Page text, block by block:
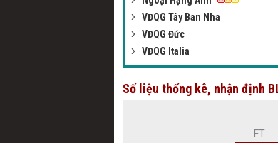
VĐQG Tây Ban Nha
VĐQG Đức
VĐQG Italia
Số liệu thống kê, nhận định
FT